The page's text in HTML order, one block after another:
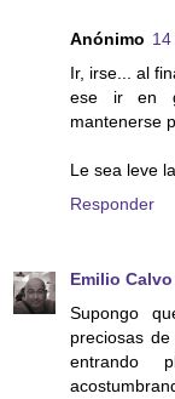
Anónimo
Ir, irse... al
ese ir en
mantenerse
Le sea leve
Responder
Emilio
Supongo
preciosas
entrando